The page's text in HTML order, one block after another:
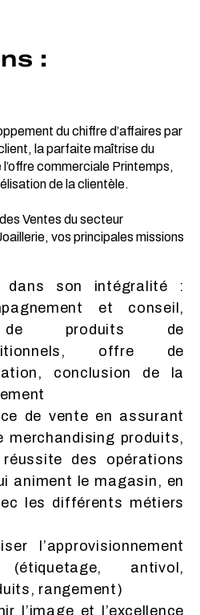
:
du chiffre d’affaires par
la parfaite maîtrise du
commerciale Printemps,
de la clientèle.
Ventes du secteur
vos principales missions
dans son intégralité :
et conseil,
de produits de
offre de
conclusion de la
de vente en assurant
merchandising produits,
des opérations
animent le magasin, en
les différents métiers
l’approvisionnement
antivol,
rangement)
l’image et l’excellence